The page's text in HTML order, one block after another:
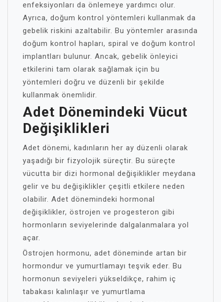
enfeksiyonları da önlemeye yardımcı olur.
Ayrıca, doğum kontrol yöntemleri kullanmak da
gebelik riskini azaltabilir. Bu yöntemler arasında
doğum kontrol hapları, spiral ve doğum kontrol
implantları bulunur. Ancak, gebelik önleyici
etkilerini tam olarak sağlamak için bu
yöntemleri doğru ve düzenli bir şekilde
kullanmak önemlidir.
Adet Dönemindeki Vücut
Değişiklikleri
Adet dönemi, kadınların her ay düzenli olarak
yaşadığı bir fizyolojik süreçtir. Bu süreçte
vücutta bir dizi hormonal değişiklikler meydana
gelir ve bu değişiklikler çeşitli etkilere neden
olabilir. Adet dönemindeki hormonal
değişiklikler, östrojen ve progesteron gibi
hormonların seviyelerinde dalgalanmalara yol
açar.
Östrojen hormonu, adet döneminde artan bir
hormondur ve yumurtlamayı teşvik eder. Bu
hormonun seviyeleri yükseldikçe, rahim iç
tabakası kalınlaşır ve yumurtlama